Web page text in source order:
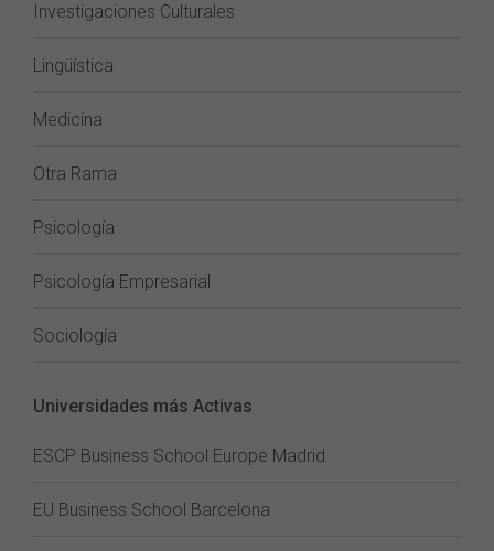
Investigaciones Culturales
Lingüística
Medicina
Otra Rama
Psicología
Psicología Empresarial
Sociología
Universidades más Activas
ESCP Business School Europe Madrid
EU Business School Barcelona